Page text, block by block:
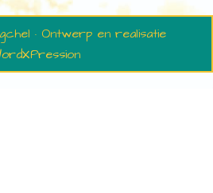
· Ontwerp en realisatie